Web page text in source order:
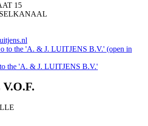
15
to the 'A. & J. LUITJENS B.V.' (open in
the 'A. & J. LUITJENS B.V.'